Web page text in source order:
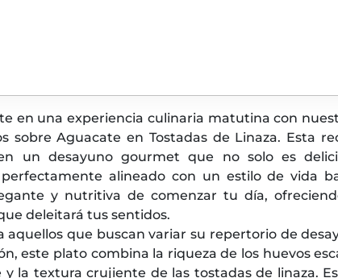
en una experiencia culinaria matutina con
sobre Aguacate en Tostadas de Linaza. Esta
un desayuno gourmet que no solo es
alineado con un estilo de vida
y nutritiva de comenzar tu día,
deleitará tus sentidos.
aquellos que buscan variar su repertorio de
este plato combina la riqueza de los huevos
y la textura crujiente de las tostadas de linaza.